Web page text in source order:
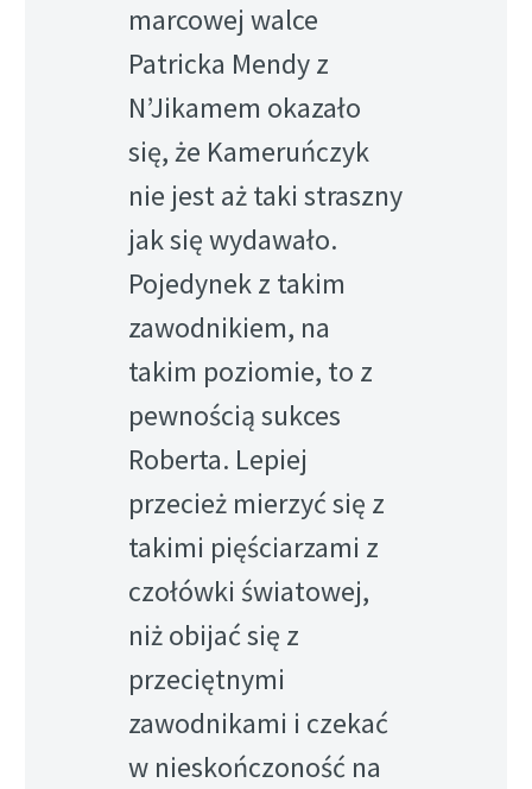
marcowej walce
Patricka Mendy z
N’Jikamem okazało
się, że Kameruńczyk
nie jest aż taki straszny
jak się wydawało.
Pojedynek z takim
zawodnikiem, na
takim poziomie, to z
pewnością sukces
Roberta. Lepiej
przecież mierzyć się z
takimi pięściarzami z
czołówki światowej,
niż obijać się z
przeciętnymi
zawodnikami i czekać
w nieskończoność na